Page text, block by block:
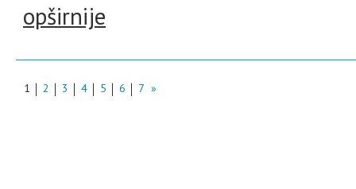
opširnije
1 2 3 4 5 6 7 »